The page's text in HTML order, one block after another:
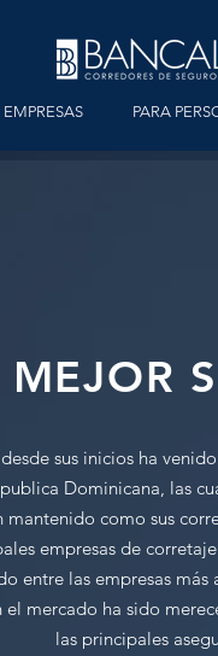
EMPRESAS PARA
sus inicios ha
Dominicana, las
como sus
empresas de
entre las empresas
el mercado ha sido
las principales